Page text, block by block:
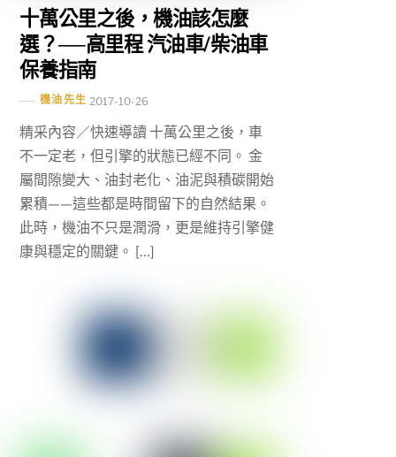
十萬公里之後，機油該怎麼
選？──高里程 汽油車/柴油車
保養指南
機油先生 2017-10-26
精采內容／快速導讀 十萬公里之後，車
不一定老，但引擎的狀態已經不同。 金
屬間隙變大、油封老化、油泥與積碳開始
累積——這些都是時間留下的自然結果。
此時，機油不只是潤滑，更是維持引擎健
康與穩定的關鍵。 […]